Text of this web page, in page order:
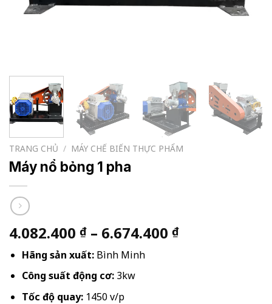
TRANG CHỦ / MÁY CHẾ BIẾN THỰC PHẨM
Máy nổ bỏng 1 pha
4.082.400 ₫ – 6.674.400 ₫Khoảng
Hãng sản xuất:Bình Minh
Công suất động cơ:3kw
Tốc độ quay:1450 v/p